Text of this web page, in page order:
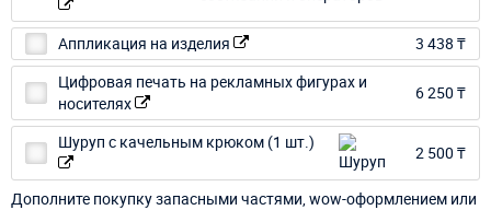
Аппликация на изделия
3 438 ₸
Цифровая печать на рекламных фигурах и
носителях
6 250 ₸
Шуруп с качельным крюком (1 шт.)
2 500 ₸
Дополните покупку запасными частями, wow-оформлением или